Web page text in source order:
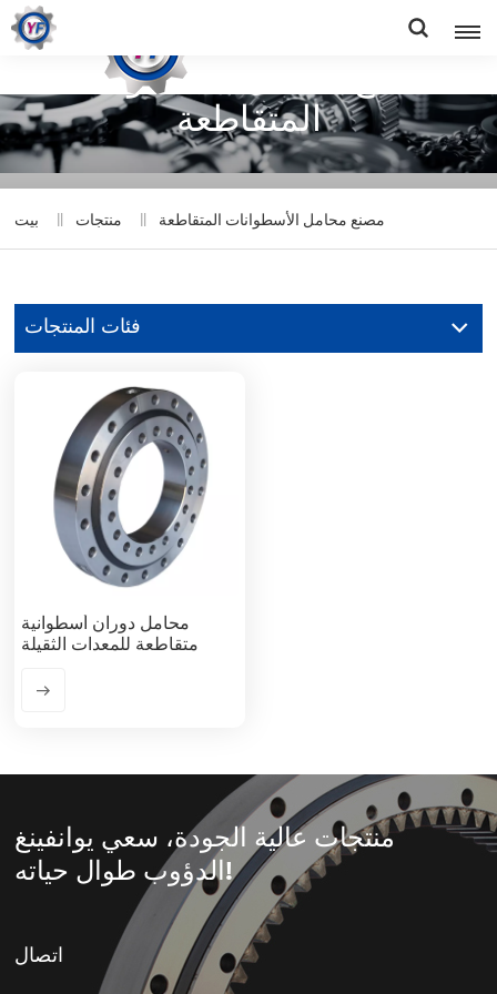
مصنع محامل الأسطوانات
المتقاطعة
بيت منتجات مصنع محامل الأسطوانات المتقاطعة
فئات المنتجات
محامل دوران أسطوانية
متقاطعة للمعدات الثقيلة
منتجات عالية الجودة، سعي يوانفينغ
الدؤوب طوال حياته!
اتصال